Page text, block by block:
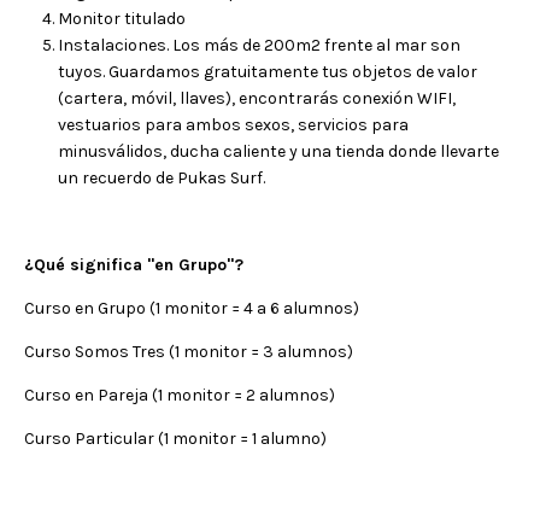
Monitor titulado
Instalaciones. Los más de 200m2 frente al mar son
tuyos. Guardamos gratuitamente tus objetos de valor
(cartera, móvil, llaves), encontrarás conexión WIFI,
vestuarios para ambos sexos, servicios para
minusválidos, ducha caliente y una tienda donde llevarte
un recuerdo de Pukas Surf.
¿Qué significa "en Grupo"?
Curso en Grupo (1 monitor = 4 a 6 alumnos)
Curso Somos Tres (1 monitor = 3 alumnos)
Curso en Pareja (1 monitor = 2 alumnos)
Curso Particular (1 monitor = 1 alumno)